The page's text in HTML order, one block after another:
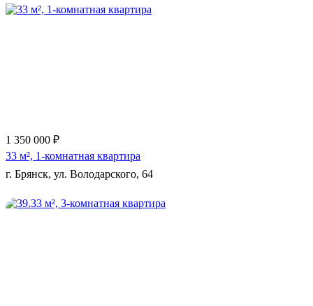
1 350 000 ₽
33 м², 1-комнатная квартира
г. Брянск, ул. Володарского, 64